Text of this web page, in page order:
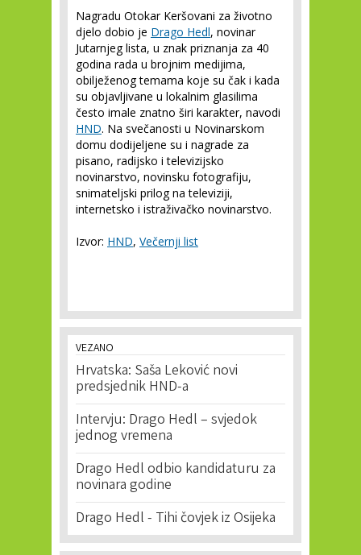
Nagradu Otokar Keršovani za životno
djelo dobio je Drago Hedl, novinar
Jutarnjeg lista, u znak priznanja za 40
godina rada u brojnim medijima,
obilježenog temama koje su čak i kada
su objavljivane u lokalnim glasilima
često imale znatno širi karakter, navodi
HND. Na svečanosti u Novinarskom
domu dodijeljene su i nagrade za
pisano, radijsko i televizijsko
novinarstvo, novinsku fotografiju,
snimateljski prilog na televiziji,
internetsko i istraživačko novinarstvo.
Izvor: HND, Večernji list
VEZANO
Hrvatska: Saša Leković novi
predsjednik HND-a
Intervju: Drago Hedl – svjedok
jednog vremena
Drago Hedl odbio kandidaturu za
novinara godine
Drago Hedl - Tihi čovjek iz Osijeka